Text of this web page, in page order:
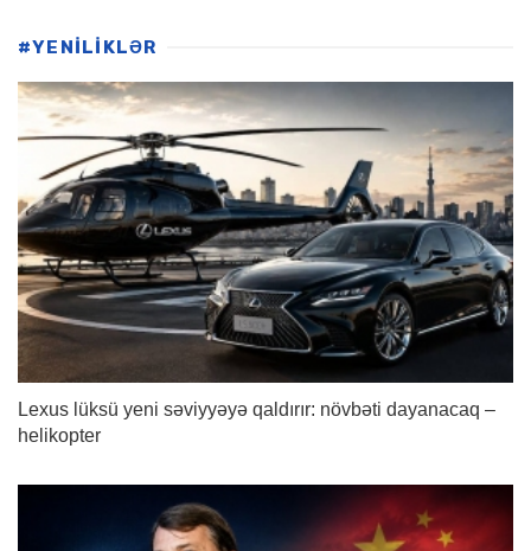
#YENİLİKLƏR
Lexus lüksü yeni səviyyəyə qaldırır: növbəti dayanacaq –
helikopter